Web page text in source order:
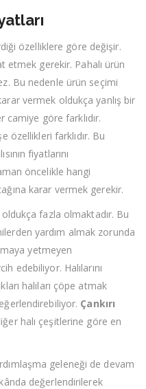
özelliklere göre değişir.
etmek gerekir. Pahalı ürün
Bu nedenle ürün seçimi
vermek oldukça yanlış bir
camiye göre farklıdır.
özellikleri farklıdır. Bu
fiyatlarını
öncelikle hangi
karar vermek gerekir.
fazla olmaktadır. Bu
yardım almak zorunda
yetmeyen
edebiliyor. Halılarını
halıları çöpe atmak
Çankırı
halı çeşitlerine göre en
geleneği de devam
değerlendirilerek